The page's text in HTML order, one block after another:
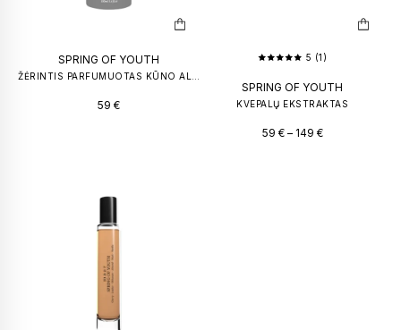
SPRING OF YOUTH
ŽĖRINTIS PARFUMUOTAS KŪNO ALIEJUS
59 €
5 (1)
SPRING OF YOUTH
KVEPALŲ EKSTRAKTAS
59 € – 149 €